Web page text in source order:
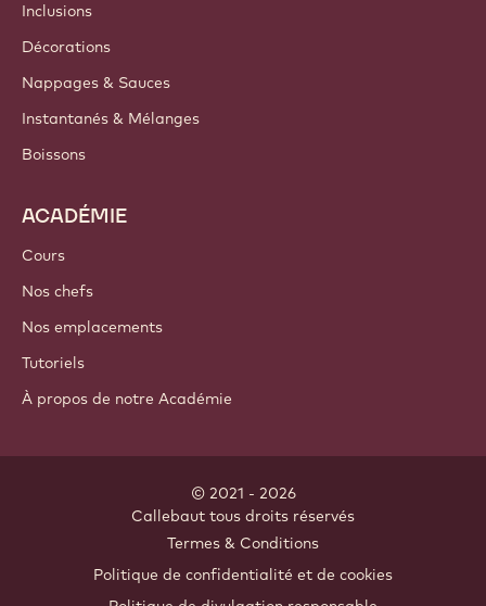
Inclusions
Décorations
Nappages & Sauces
Instantanés & Mélanges
Boissons
ACADÉMIE
Cours
Nos chefs
Nos emplacements
Tutoriels
À propos de notre Académie
© 2021 - 2026
Callebaut tous droits réservés
Termes & Conditions
Politique de confidentialité et de cookies